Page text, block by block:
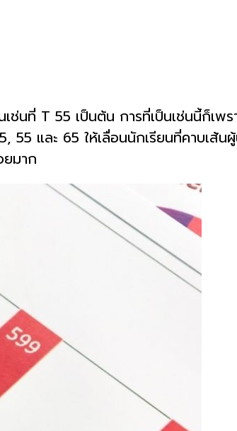
นที่ T 55 เป็นต้น การที่เป็นเช่นนี้ก็เพ
และ 65 ให้เลื่อนนักเรียนที่คาบเส้
ยมาก